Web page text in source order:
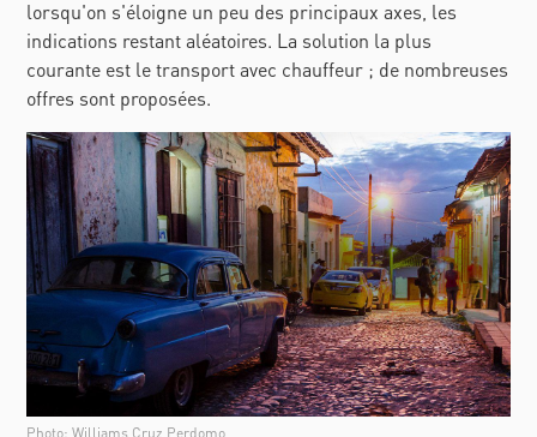
lorsqu'on s'éloigne un peu des principaux axes, les
indications restant aléatoires. La solution la plus
courante est le transport avec chauffeur ; de nombreuses
offres sont proposées.
Photo: Williams Cruz Perdomo